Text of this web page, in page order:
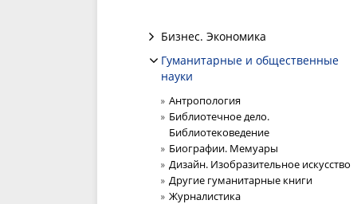
Бизнес. Экономика
Гуманитарные и общественные
науки
Антропология
Библиотечное дело.
Библиотековедение
Биографии. Мемуары
Дизайн. Изобразительное искусство
Другие гуманитарные книги
Журналистика